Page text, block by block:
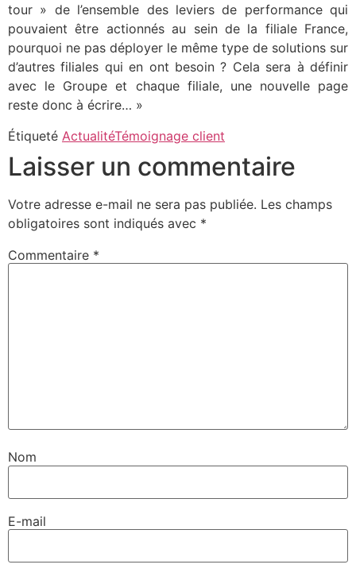
tour » de l’ensemble des leviers de performance qui
pouvaient être actionnés au sein de la filiale France,
pourquoi ne pas déployer le même type de solutions sur
d’autres filiales qui en ont besoin ? Cela sera à définir
avec le Groupe et chaque filiale, une nouvelle page
reste donc à écrire… »
Étiqueté ActualitéTémoignage client
Laisser un commentaire
Votre adresse e-mail ne sera pas publiée. Les champs
obligatoires sont indiqués avec *
Commentaire *
Nom
E-mail